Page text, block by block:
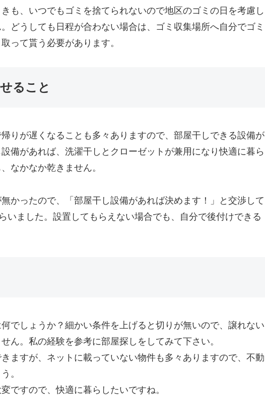
も、いつでもゴミを捨てられないので地区のゴミの日を考慮し
どうしても日程が合わない場合は、ゴミ収集場所へ自分でゴミ
って貰う必要があります。
ること
りが遅くなることも多々ありま すので、部屋干しできる設備が
備があれば、洗濯干しとクローゼットが兼用になり快適に暮ら
なかなか乾きません。
かったので、「部屋干し設備があれば決めま す！」と交渉して
いました。設置してもらえない場合でも、自分で後付けできる
でしょうか？細かい条件を上げると切りが無いので、譲れない
ん。私の経験を参考に部屋探しをしてみて下さい。
ますが、ネットに載っていない物件も多々ありますので、不動
。
ですので、快適に暮らしたいですね。